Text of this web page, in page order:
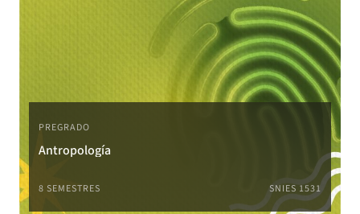
PREGRADO
Antropología
8 SEMESTRES SNIES 1531